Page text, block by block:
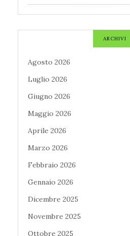
ARCHIVI
Agosto 2026
Luglio 2026
Giugno 2026
Maggio 2026
Aprile 2026
Marzo 2026
Febbraio 2026
Gennaio 2026
Dicembre 2025
Novembre 2025
Ottobre 2025